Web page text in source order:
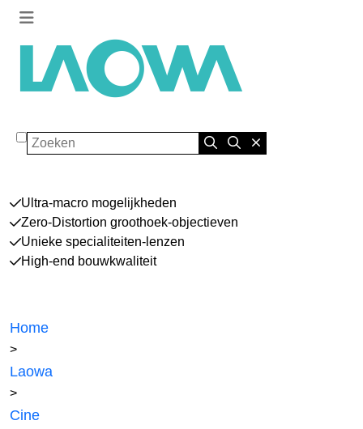
Zoeken
Ultra-macro mogelijkheden
Zero-Distortion groothoek-objectieven
Unieke specialiteiten-lenzen
High-end bouwkwaliteit
Home
>
Laowa
>
Cine